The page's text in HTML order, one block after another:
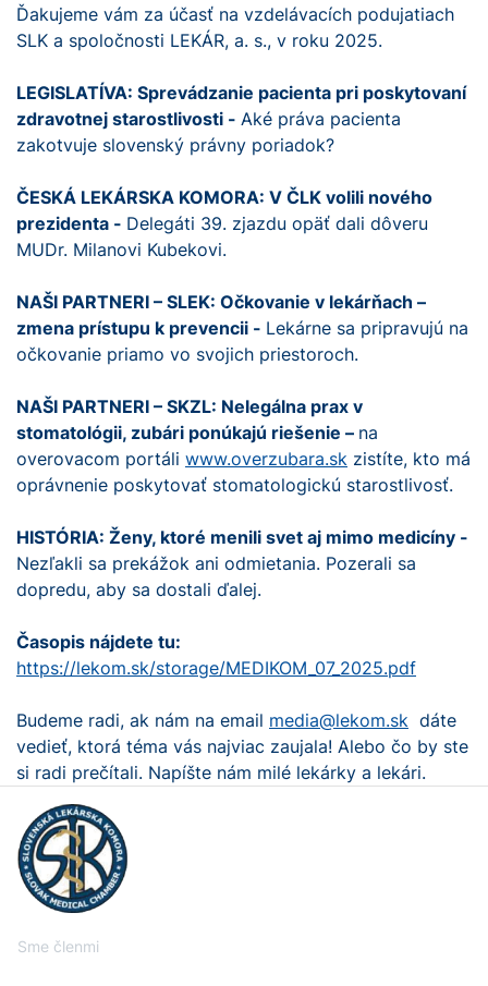
Ďakujeme vám za účasť na vzdelávacích podujatiach
SLK a spoločnosti LEKÁR, a. s., v roku 2025.
LEGISLATÍVA: Sprevádzanie pacienta pri poskytovaní
zdravotnej starostlivosti - Aké práva pacienta
zakotvuje slovenský právny poriadok?
ČESKÁ LEKÁRSKA KOMORA: V ČLK volili nového
prezidenta - Delegáti 39. zjazdu opäť dali dôveru
MUDr. Milanovi Kubekovi.
NAŠI PARTNERI – SLEK: Očkovanie v lekárňach –
zmena prístupu k prevencii - Lekárne sa pripravujú na
očkovanie priamo vo svojich priestoroch.
NAŠI PARTNERI – SKZL: Nelegálna prax v
stomatológii, zubári ponúkajú riešenie – na
overovacom portáli www.overzubara.sk zistíte, kto má
oprávnenie poskytovať stomatologickú starostlivosť.
HISTÓRIA: Ženy, ktoré menili svet aj mimo medicíny -
Nezľakli sa prekážok ani odmietania. Pozerali sa
dopredu, aby sa dostali ďalej.
Časopis nájdete tu:
https://lekom.sk/storage/MEDIKOM_07_2025.pdf
Budeme radi, ak nám na email media@lekom.sk dáte
vedieť, ktorá téma vás najviac zaujala! Alebo čo by ste
si radi prečítali. Napíšte nám milé lekárky a lekári.
Sme členmi